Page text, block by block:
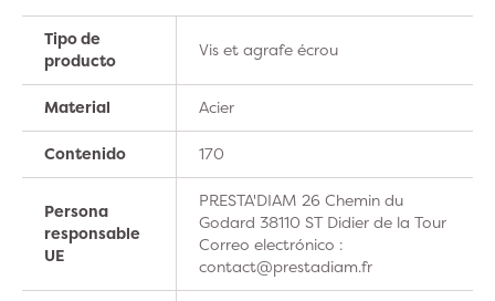
Tipo de
producto
Vis et agrafe écrou
Material Acier
Contenido 170
Persona
responsable
UE
PRESTA'DIAM 26 Chemin du
Godard 38110 ST Didier de la Tour
Correo electrónico :
contact@prestadiam.fr